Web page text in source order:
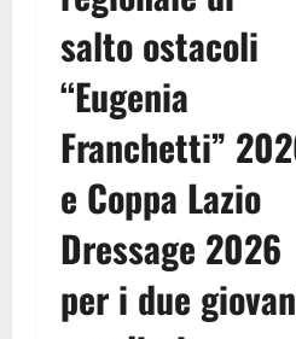
salto ostacoli
“Eugenia
Franchetti”
e Coppa Lazio
Dressage 2026
per i due